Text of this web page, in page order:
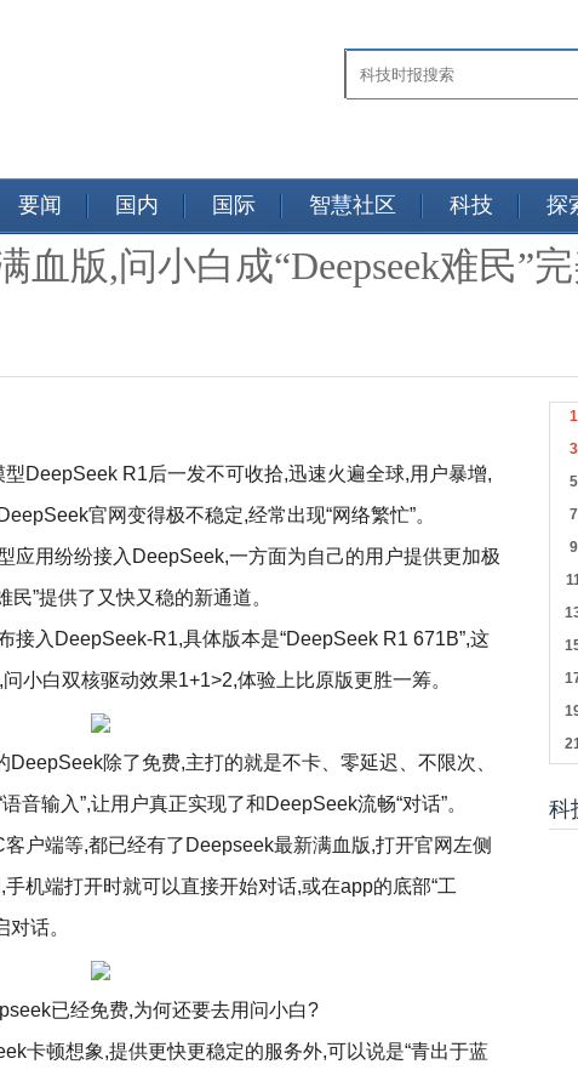
要闻 国内 国际 智慧社区 科技 探
血版,问小白成“Deepseek难民”
DeepSeek R1后一发不可收拾,迅速火遍全球,用户暴增,
官网变得极不稳定,经常出现“网络繁忙”。
应用纷纷接入DeepSeek,一方面为自己的用户提供更加极
”提供了又快又稳的新通道。
接入DeepSeek-R1,具体版本是“DeepSeek R1 671B”,这
小白双核驱动效果1+1>2,体验上比原版更胜一筹。
除了免费,主打的就是不卡、零延迟、不限次、
音输入”,让用户真正实现了和DeepSeek流畅“对话”。
户端等,都已经有了Deepseek最新满血版,打开官网左侧
机端打开时就可以直接开始对话,或在app的底部“工
话。
已经免费,为何还要去用问小白?
卡顿想象,提供更快更稳定的服务外,可以说是“青出于蓝
科